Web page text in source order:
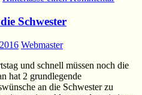
Schwester
Webmaster
und schnell müssen noch die
hat 2 grundlegende
an die Schwester zu